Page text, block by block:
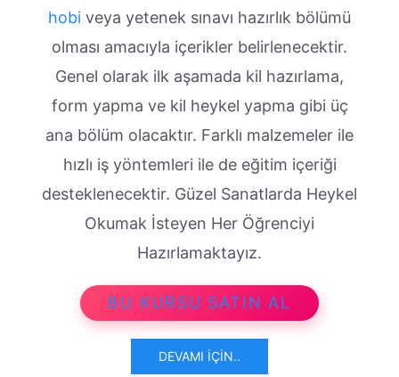
hobi veya yetenek sınavı hazırlık bölümü
olması amacıyla içerikler belirlenecektir.
Genel olarak ilk aşamada kil hazırlama,
form yapma ve kil heykel yapma gibi üç
ana bölüm olacaktır. Farklı malzemeler ile
hızlı iş yöntemleri ile de eğitim içeriği
desteklenecektir. Güzel Sanatlarda Heykel
Okumak İsteyen Her Öğrenciyi
Hazırlamaktayız.
BU KURSU SATIN AL
DEVAMI İÇIN..